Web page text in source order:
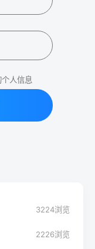
人信息
3224浏览
2226浏览